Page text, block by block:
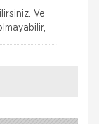
Ve
iş yeriniz